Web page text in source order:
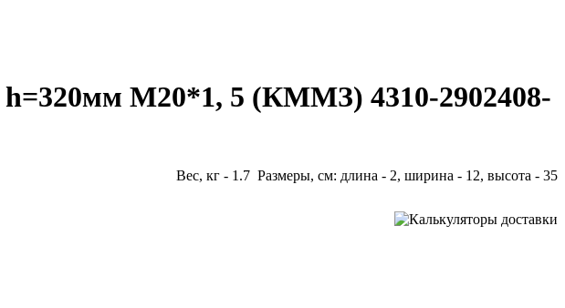
h=320мм М20*1, 5 (КММЗ) 4310-2902408-
Вес, кг - 1.7 Размеры, см: длина - 2, ширина - 12, высота - 35